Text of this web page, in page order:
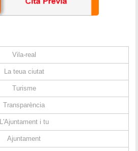
Vila-real
La teua ciutat
Turisme
Transparència
L'Ajuntament i tu
Ajuntament